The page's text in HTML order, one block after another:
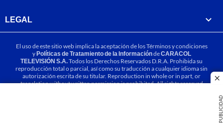
PUBLICIDAD
LEGAL
El uso de este sitio web implica la aceptación de losTérminos y condiciones
yPolíticas de Tratamiento de la InformacióndeCARACOL
TELEVISIÓN S.A.Todos los Derechos Reservados D.R.A. Prohibida su
reproducción total o parcial, así como su traducción a cualquier idioma sin
autorización escrita de su titular. Reproduction in whole or in part, or
translation without written permission is prohibited. All rights reserved